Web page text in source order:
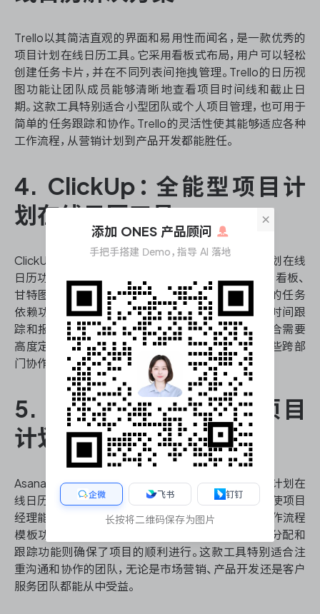
Trello以其简洁直观的界面和易用性而闻名，是一款优秀的
项目计划在线日历工具。它采用看板式布局，用户可以轻松
创建任务卡片，并在不同列表间拖拽管理。Trello的日历视
图功能让团队成员能够清晰地查看项目时间线和截止日
期。这款工具特别适合小型团队或个人项目管理，也可用于
简单的任务跟踪和协作。Trello的灵活性使其能够适应各种
工作流程，从营销计划到产品开发都能胜任。
4. ClickUp：全能型项目计
划在线日历工具
ClickUp是一款功能丰富的项目管理平台，其项目计划在线
日历功能尤为突出。它提供多种视图选项，包括列表、看板、
甘特图和日历视图，满足不同用户的偏好。ClickUp的任务
依赖功能可以帮助团队更好地规划项目进度，而其时间跟
踪和报告功能则有助于提高团队效率。这款工具适合需要
高度定制化和多功能集成的中大型团队，特别是那些跨部
门协作的组织。
5. Asana：协作导向的项目
计划在线日历平台
Asana是一款注重团队协作的项目管理工具，其项目计划在
线日历功能设计精良。它提供了直观的时间线视图，使项目
经理能够轻松调整任务顺序和依赖关系。Asana的工作流程
模板功能可以帮助团队快速启动新项目，而其任务分配和
跟踪功能则确保了项目的顺利进行。这款工具特别适合注
重沟通和协作的团队，无论是市场营销、产品开发还是客户
服务团队都能从中受益。
×
添加 ONES 产品顾问
手把手搭建 Demo，指导 AI 落地
企微 飞书 钉钉
长按将二维码保存为图片